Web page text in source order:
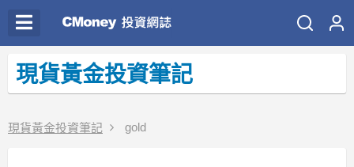
現貨黃金投資筆記
現貨黃金投資筆記 gold